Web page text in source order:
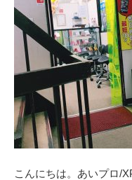
こんにちは。あいプロ/